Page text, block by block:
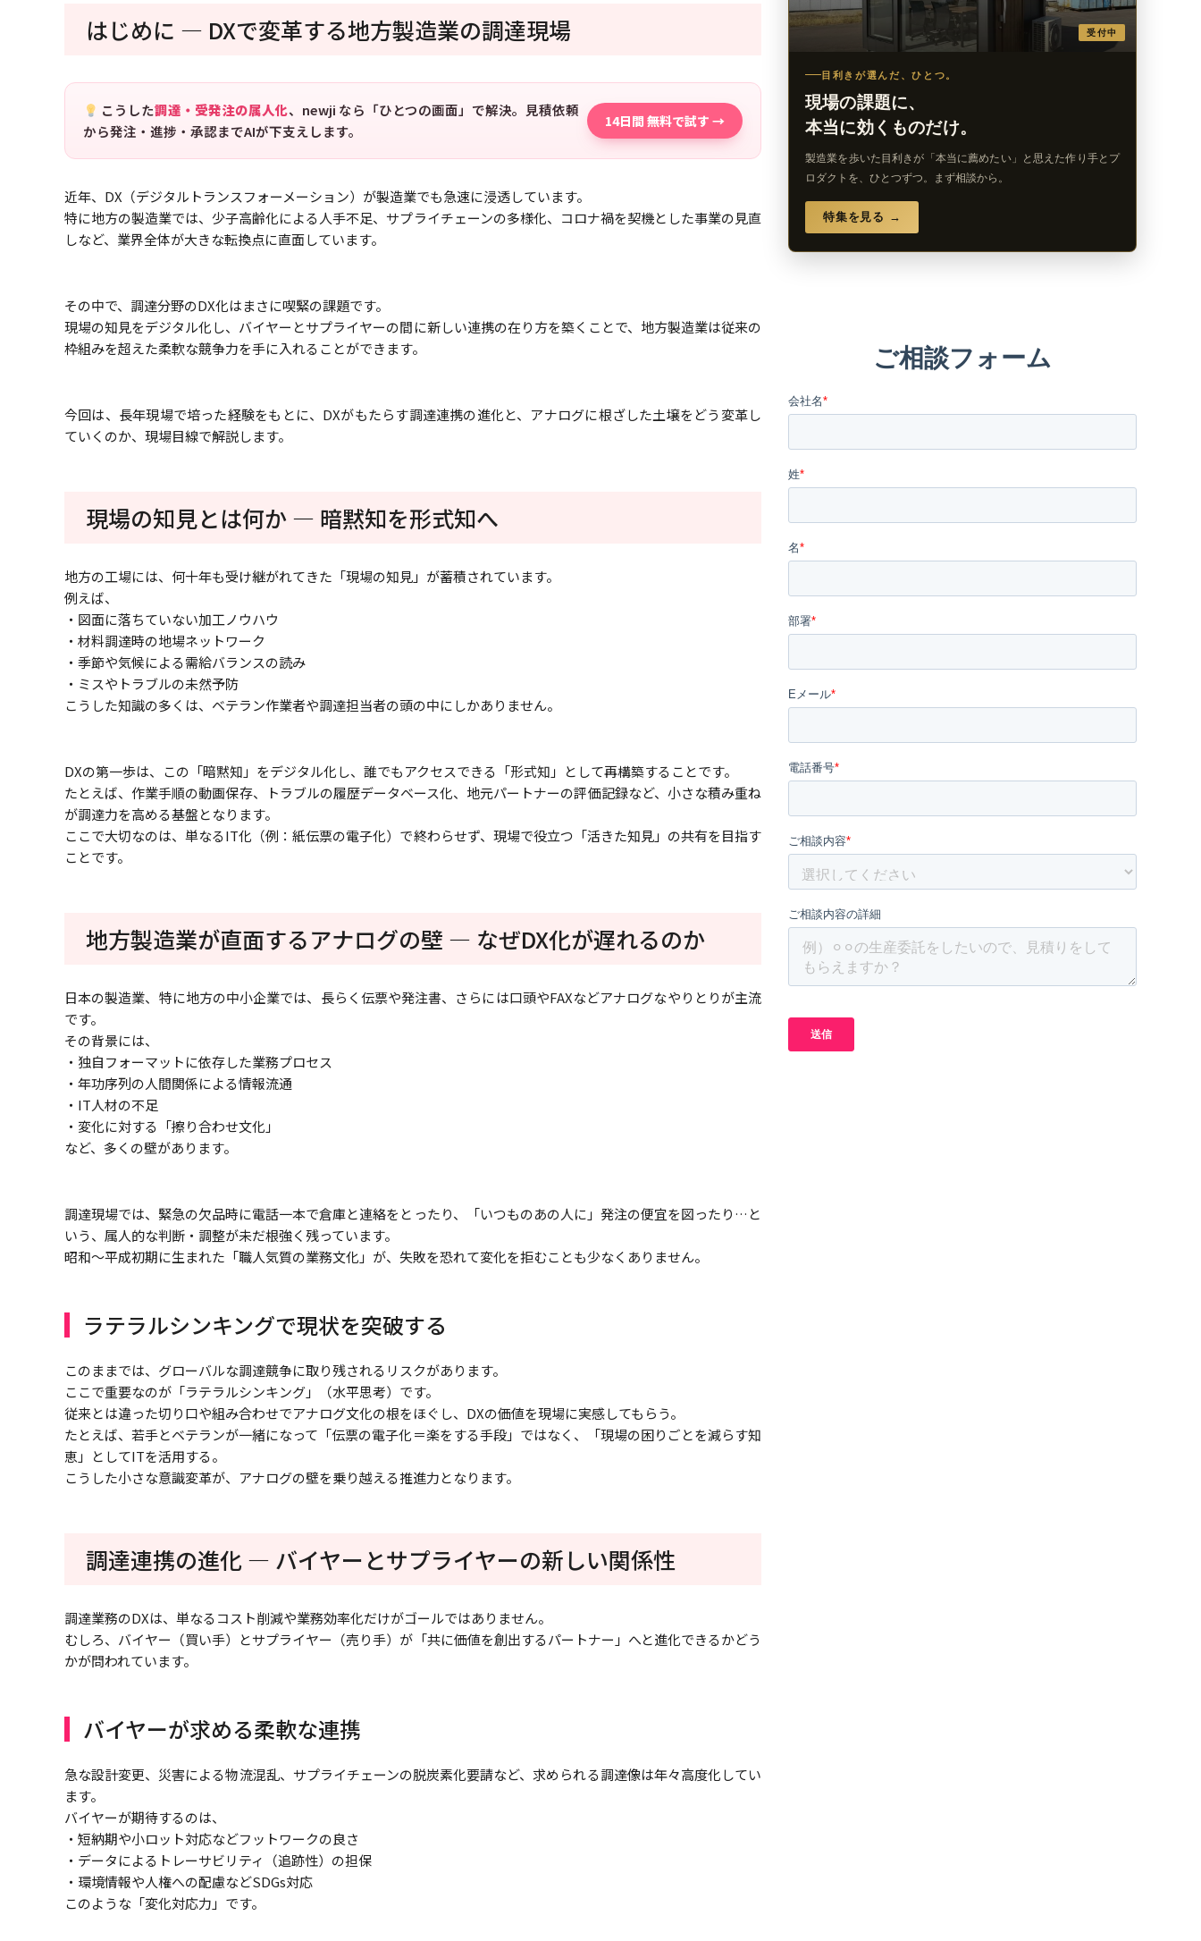
はじめに ― DXで変革する地方製造業の調達現場
こうした調達・受発注の属人化、newji なら「ひとつの画面」で解決。見積依頼
から発注・進捗・承認までAIが下支えします。
14日間 無料で試す →
近年、DX（デジタルトランスフォーメーション）が製造業でも急速に浸透しています。
特に地方の製造業では、少子高齢化による人手不足、サプライチェーンの多様化、コロナ禍を契機とした事業の見直
しなど、業界全体が大きな転換点に直面しています。
その中で、調達分野のDX化はまさに喫緊の課題です。
現場の知見をデジタル化し、バイヤーとサプライヤーの間に新しい連携の在り方を築くことで、地方製造業は従来の
枠組みを超えた柔軟な競争力を手に入れることができます。
今回は、長年現場で培った経験をもとに、DXがもたらす調達連携の進化と、アナログに根ざした土壌をどう変革し
ていくのか、現場目線で解説します。
現場の知見とは何か ― 暗黙知を形式知へ
地方の工場には、何十年も受け継がれてきた「現場の知見」が蓄積されています。
例えば、
・図面に落ちていない加工ノウハウ
・材料調達時の地場ネットワーク
・季節や気候による需給バランスの読み
・ミスやトラブルの未然予防
こうした知識の多くは、ベテラン作業者や調達担当者の頭の中にしかありません。
DXの第一歩は、この「暗黙知」をデジタル化し、誰でもアクセスできる「形式知」として再構築することです。
たとえば、作業手順の動画保存、トラブルの履歴データベース化、地元パートナーの評価記録など、小さな積み重ね
が調達力を高める基盤となります。
ここで大切なのは、単なるIT化（例：紙伝票の電子化）で終わらせず、現場で役立つ「活きた知見」の共有を目指す
ことです。
地方製造業が直面するアナログの壁 ― なぜDX化が遅れるのか
日本の製造業、特に地方の中小企業では、長らく伝票や発注書、さらには口頭やFAXなどアナログなやりとりが主流
です。
その背景には、
・独自フォーマットに依存した業務プロセス
・年功序列の人間関係による情報流通
・IT人材の不足
・変化に対する「擦り合わせ文化」
など、多くの壁があります。
調達現場では、緊急の欠品時に電話一本で倉庫と連絡をとったり、「いつものあの人に」発注の便宜を図ったり…と
いう、属人的な判断・調整が未だ根強く残っています。
昭和～平成初期に生まれた「職人気質の業務文化」が、失敗を恐れて変化を拒むことも少なくありません。
ラテラルシンキングで現状を突破する
このままでは、グローバルな調達競争に取り残されるリスクがあります。
ここで重要なのが「ラテラルシンキング」（水平思考）です。
従来とは違った切り口や組み合わせでアナログ文化の根をほぐし、DXの価値を現場に実感してもらう。
たとえば、若手とベテランが一緒になって「伝票の電子化＝楽をする手段」ではなく、「現場の困りごとを減らす知
恵」としてITを活用する。
こうした小さな意識変革が、アナログの壁を乗り越える推進力となります。
調達連携の進化 ― バイヤーとサプライヤーの新しい関係性
調達業務のDXは、単なるコスト削減や業務効率化だけがゴールではありません。
むしろ、バイヤー（買い手）とサプライヤー（売り手）が「共に価値を創出するパートナー」へと進化できるかどう
かが問われています。
バイヤーが求める柔軟な連携
急な設計変更、災害による物流混乱、サプライチェーンの脱炭素化要請など、求められる調達像は年々高度化してい
ます。
バイヤーが期待するのは、
・短納期や小ロット対応などフットワークの良さ
・データによるトレーサビリティ（追跡性）の担保
・環境情報や人権への配慮などSDGs対応
このような「変化対応力」です。
受付中
目利きが選んだ、ひとつ。
現場の課題に、
本当に効くものだけ。
製造業を歩いた目利きが「本当に薦めたい」と思えた作り手とプ
ロダクトを、ひとつずつ。まず相談から。
特集を見る →